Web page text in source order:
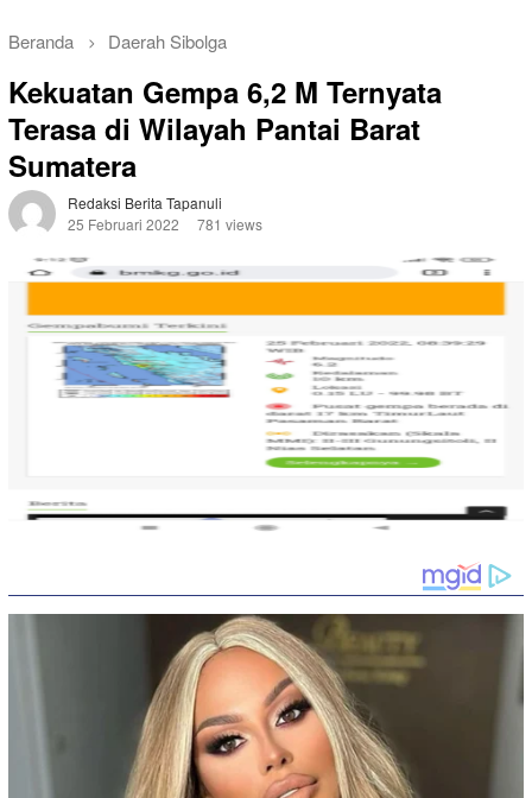
Beranda Daerah Sibolga
Kekuatan Gempa 6,2 M Ternyata
Terasa di Wilayah Pantai Barat
Sumatera
Redaksi Berita Tapanuli
25 Februari 2022
781 views